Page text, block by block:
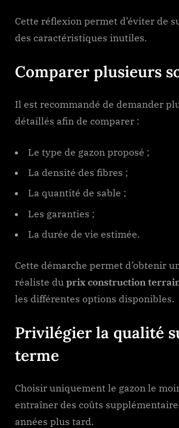
Cette réflexion permet d’éviter de
des caractéristiques inutiles.
Comparer plusieurs
Il est recommandé de demander
détaillés afin de comparer :
Le type de gazon proposé ;
La densité des fibres ;
La quantité de sable ;
Les garanties ;
La durée de vie estimée.
Cette démarche permet d’obtenir
réaliste du prix construction
les différentes options disponibles.
Privilégier la qualité
terme
Choisir uniquement le gazon le
entraîner des coûts
années plus tard.